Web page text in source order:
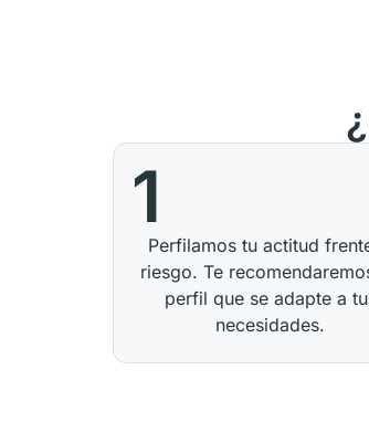
1
Perfilamos tu actitud
riesgo. Te
perfil que se adapte a
necesidades.